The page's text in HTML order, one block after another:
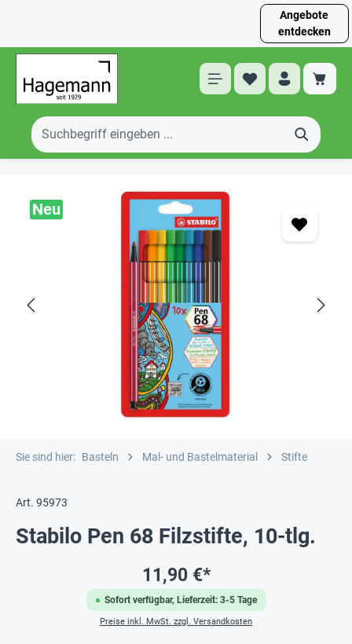
Angebote
entdecken
Neu
Sie sind hier: Basteln Mal- und Bastelmaterial Stifte
Art. 95973
Stabilo Pen 68 Filzstifte, 10-tlg.
Sofort verfügbar, Lieferzeit: 3-5 Tage
11,90 €*
Preise inkl. MwSt. zzgl. Versandkosten